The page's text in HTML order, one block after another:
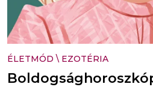
ÉLETMÓD \ EZOTÉRIA